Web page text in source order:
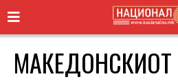
МАКЕДОНСКИОТ